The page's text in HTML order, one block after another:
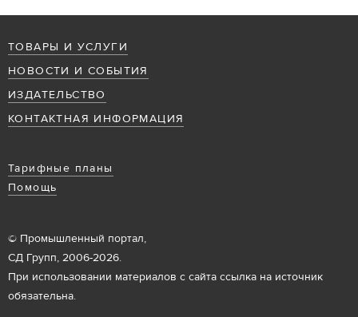
ТОВАРЫ И УСЛУГИ
НОВОСТИ И СОБЫТИЯ
ИЗДАТЕЛЬСТВО
КОНТАКТНАЯ ИНФОРМАЦИЯ
Тарифные планы
Помощь
© Промышленный портал,
СД Групп, 2006-2026.
При использовании материалов с сайта ссылка на источник
обязательна.